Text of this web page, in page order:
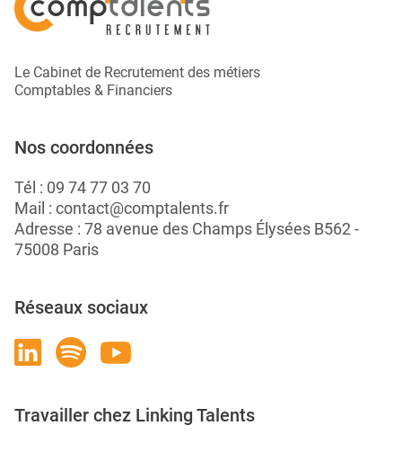
Le Cabinet de Recrutement des métiers
Comptables & Financiers
Nos coordonnées
Tél : 09 74 77 03 70
Mail : contact@comptalents.fr
Adresse : 78 avenue des Champs Élysées B562 -
75008 Paris
Réseaux sociaux
Travailler chez Linking Talents